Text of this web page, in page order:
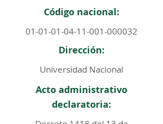
Código nacional:
01-01-01-04-11-001-000032
Dirección:
Universidad Nacional
Acto administrativo
declaratoria: